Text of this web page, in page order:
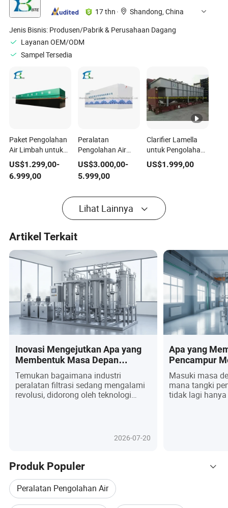
17 thn ·
Shandong, China
Jenis Bisnis: Produsen/Pabrik & Perusahaan Dagang
Layanan OEM/ODM
Sampel Tersedia
Paket Pengolahan
Air Limbah untuk
Air Limbah
Domestik
Pengolahan Air
Sakit Pengolahan
US$1.299,00-
6.999,00
Peralatan
Pengolahan Air
Limbah Mbr untuk
Pengolahan Air
Limbah Domestik
US$3.000,00-
5.999,00
Clarifier Lamella
untuk Pengolahan
Air Limbah
US$1.999,00
Lihat Lainnya
Artikel Terkait
Inovasi Mengejutkan Apa yang
Membentuk Masa Depan
Peralatan & Suku Cadang
Filtrasi?
Temukan bagaimana industri
peralatan filtrasi sedang mengalami
revolusi, didorong oleh teknologi
Seiring dengan pengetatan regulasi
global dan pembeli mencari
sistem filtrasi berkembang untuk
menawarkan pemantauan waktu
nyata, pemeliharaan prediktif, dan
bahan berkelanjutan—mengubah
tidak hanya proses, tetapi juga
2026-07-20
Apa yang
Pencampur
Pengubah
Manufaktur
Kebenaran
Masuki masa
mana tangki
tidak lagi
pembersihan
industri mulai
Produk Populer
Peralatan Pengolahan Air